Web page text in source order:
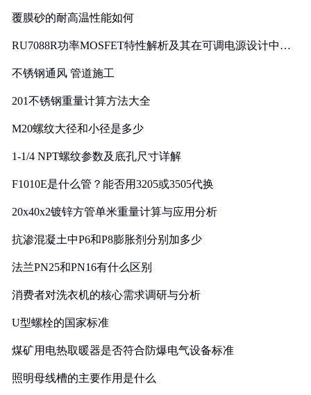
覆膜砂的耐高温性能如何
RU7088R功率MOSFET特性解析及其在可调电源设计中的
不锈钢通风 管道施工
201不锈钢重量计算方法大全
M20螺纹大径和小径是多少
1-1/4 NPT螺纹参数及底孔尺寸详解
F1010E是什么管？能否用3205或3505代换
20x40x2镀锌方管单米重量计算与应用分析
抗渗混凝土中P6和P8膨胀剂分别加多少
法兰PN25和PN16有什么区别
消费者对洗衣机的核心需求调研与分析
U型螺栓的国家标准
煤矿用电热取暖器是否符合防爆电气设备标准
照明母线槽的主要作用是什么